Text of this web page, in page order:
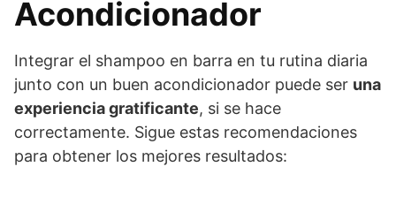
Acondicionador
Integrar el shampoo en barra en tu rutina diaria
junto con un buen acondicionador puede ser una
experiencia gratificante, si se hace
correctamente. Sigue estas recomendaciones
para obtener los mejores resultados: